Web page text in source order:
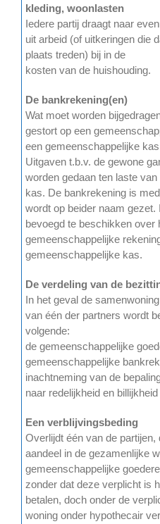
kleding, woonlasten
Iedere partij draagt naar
uit arbeid (of uitkeringen die
plaats treden) bij in de
kosten van de huishouding.
De bankrekening(en)
Wat moet worden
gestort op een
een gemeenschappelijke
Uitgaven t.b.v. de gewone
worden gedaan ten laste
kas. De bankrekening is
wordt op beider naam
bevoegd te beschikken over
gemeenschappelijke
gemeenschappelijke kas.
De verdeling van de
In het geval de
van één der partners wordt
volgende:
de gemeenschappelijke
gemeenschappelijke
inachtneming van de
naar redelijkheid en
Een verblijvingsbeding
Overlijdt één van de partijen,
aandeel in de gezamenlijke
gemeenschappelijke
zonder dat deze verplicht is
betalen, doch onder de
woning onder hypothecair